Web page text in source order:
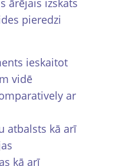
ārējais izskats
pieredzi
ieskaitot
vidē
ar
atbalsts kā arī
kā arī